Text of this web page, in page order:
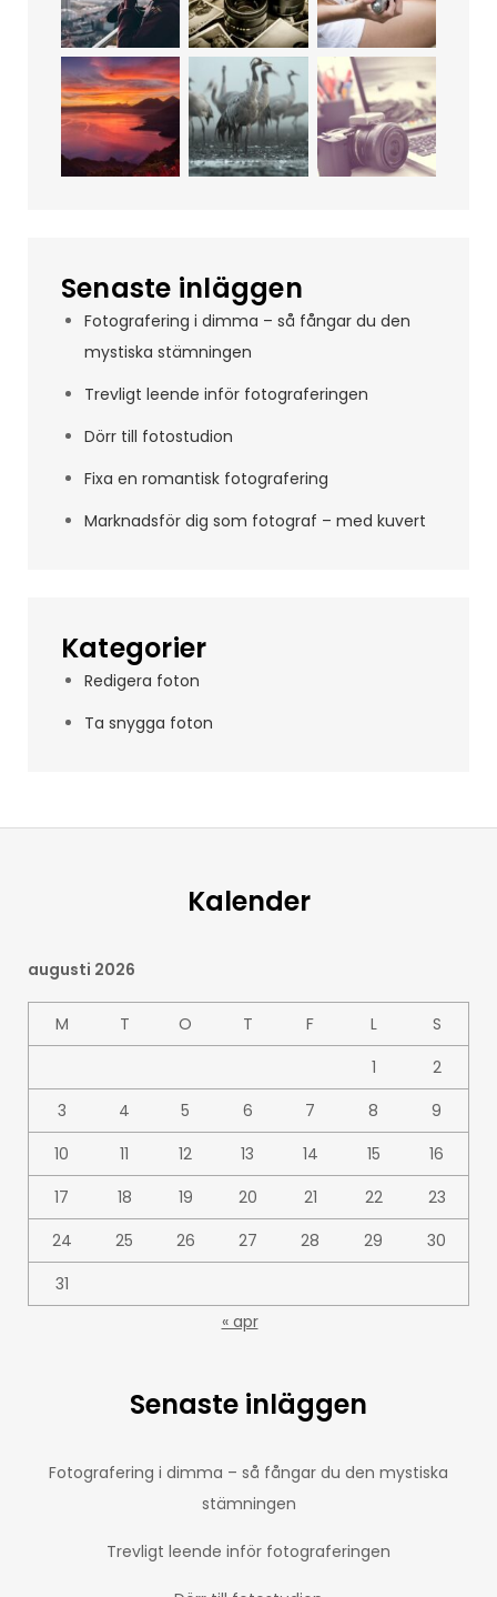
Senaste inläggen
Fotografering i dimma – så fångar du den
mystiska stämningen
Trevligt leende inför fotograferingen
Dörr till fotostudion
Fixa en romantisk fotografering
Marknadsför dig som fotograf – med kuvert
Kategorier
Redigera foton
Ta snygga foton
Kalender
augusti 2026
M T O T F L
S
1
2
3
4 5 6 7 8
9
10
11 12 13 14 15
16
17
18 19 20 21 22
23
24
25 26 27 28 29
30
31
« apr
Senaste inläggen
Fotografering i dimma – så fångar du den mystiska
stämningen
Trevligt leende inför fotograferingen